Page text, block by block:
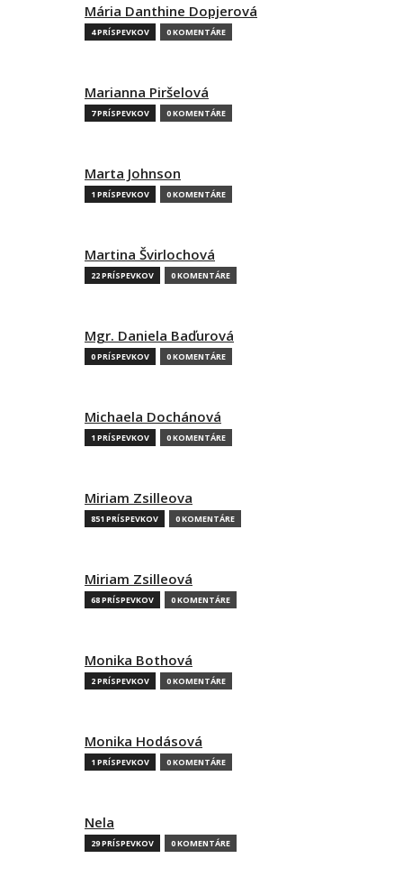
Mária Danthine Dopjerová
4 PRÍSPEVKOV 0 KOMENTÁRE
Marianna Piršelová
7 PRÍSPEVKOV 0 KOMENTÁRE
Marta Johnson
1 PRÍSPEVKOV 0 KOMENTÁRE
Martina Švirlochová
22 PRÍSPEVKOV 0 KOMENTÁRE
Mgr. Daniela Baďurová
0 PRÍSPEVKOV 0 KOMENTÁRE
Michaela Dochánová
1 PRÍSPEVKOV 0 KOMENTÁRE
Miriam Zsilleova
851 PRÍSPEVKOV 0 KOMENTÁRE
Miriam Zsilleová
68 PRÍSPEVKOV 0 KOMENTÁRE
Monika Bothová
2 PRÍSPEVKOV 0 KOMENTÁRE
Monika Hodásová
1 PRÍSPEVKOV 0 KOMENTÁRE
Nela
29 PRÍSPEVKOV 0 KOMENTÁRE